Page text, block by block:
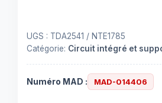
UGS : TDA2541 / NTE1785
Catégorie: Circuit intégré et
Numéro MAD : MAD-014406